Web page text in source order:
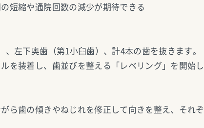
短縮や通院回数の減少が期待できる
左下奥歯（第1小臼歯）、計4本の歯を抜きます。
を装着し、歯並びを整える「レベリング」を開始し
ら歯の傾きやねじれを修正して向きを整え、それぞ